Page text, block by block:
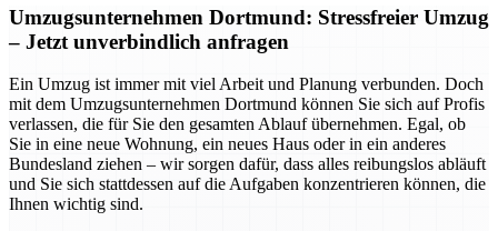
Umzugsunternehmen Dortmund: Stressfreier Umzug
– Jetzt unverbindlich anfragen
Ein Umzug ist immer mit viel Arbeit und Planung verbunden. Doch
mit dem Umzugsunternehmen Dortmund können Sie sich auf Profis
verlassen, die für Sie den gesamten Ablauf übernehmen. Egal, ob
Sie in eine neue Wohnung, ein neues Haus oder in ein anderes
Bundesland ziehen – wir sorgen dafür, dass alles reibungslos abläuft
und Sie sich stattdessen auf die Aufgaben konzentrieren können, die
Ihnen wichtig sind.